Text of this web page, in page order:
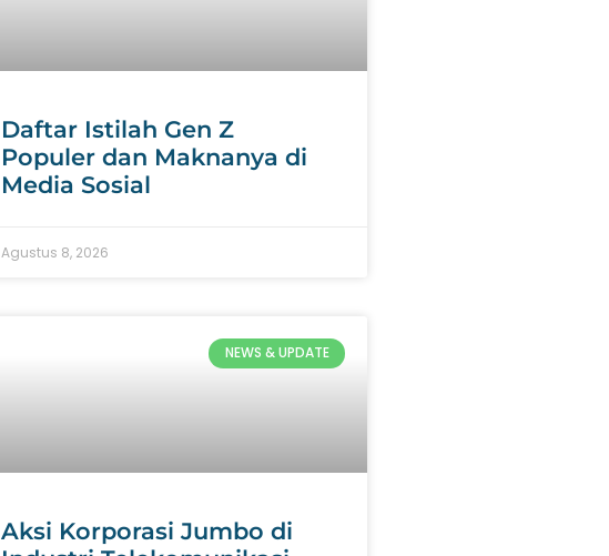
Daftar Istilah Gen Z
Populer dan Maknanya di
Media Sosial
Agustus 8, 2026
NEWS & UPDATE
Aksi Korporasi Jumbo di